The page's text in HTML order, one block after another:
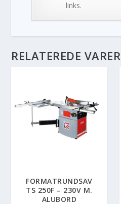
links.
RELATEREDE VARER
FORMATRUNDSAV
TS 250F – 230V M.
ALUBORD